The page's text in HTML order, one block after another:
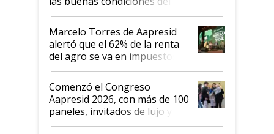
agro argentino para invertir:
"Los veo más motivados"
Marcelo Torres de Aapresid
alertó que el 62% de la renta
del agro se va en impuestos:
"No es bueno que en
Argentina se sigan discutiendo
las mismas cosas de hace 50
años"
Comenzó el Congreso
Aapresid 2026, con más de 100
paneles, invitados de lujo y
todas las tendencias